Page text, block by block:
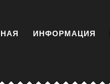
ИНФОРМАЦИЯ